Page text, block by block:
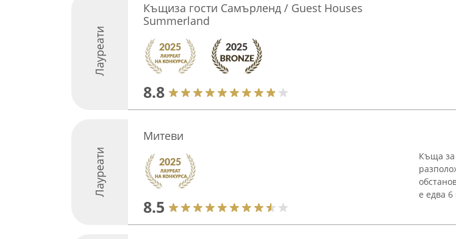
Лауреати
Къщиза гости Самърленд / Guest Houses
Summerland
8.8
Лауреати
Митеви
8.5
Къща за
е едва 6